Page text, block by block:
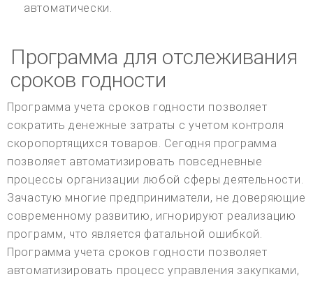
автоматически.
Программа для отслеживания
сроков годности
Программа учета сроков годности позволяет
сократить денежные затраты с учетом контроля
скоропортящихся товаров. Сегодня программа
позволяет автоматизировать повседневные
процессы организации любой сферы деятельности.
Зачастую многие предприниматели, не доверяющие
современному развитию, игнорируют реализацию
программ, что является фатальной ошибкой.
Программа учета сроков годности позволяет
автоматизировать процесс управления закупками,